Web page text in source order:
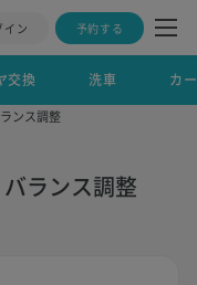
イン 予約する
交換 洗車 カ
ンス調整
ランス調整